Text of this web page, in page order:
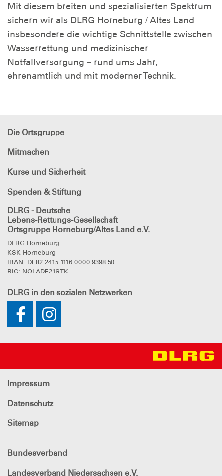
Mit diesem breiten und spezialisierten Spektrum
sichern wir als DLRG Horneburg / Altes Land
insbesondere die wichtige Schnittstelle zwischen
Wasserrettung und medizinischer
Notfallversorgung – rund ums Jahr,
ehrenamtlich und mit moderner Technik.
Die Ortsgruppe
Mitmachen
Kurse und Sicherheit
Spenden & Stiftung
DLRG - Deutsche
Lebens-Rettungs-Gesellschaft
Ortsgruppe Horneburg/Altes Land e.V.
DLRG Horneburg
KSK Horneburg
IBAN: DE82 2415 1116 0000 9398 50
BIC: NOLADE21STK
DLRG in den sozialen Netzwerken
Impressum
Datenschutz
Sitemap
Bundesverband
Landesverband Niedersachsen e.V.